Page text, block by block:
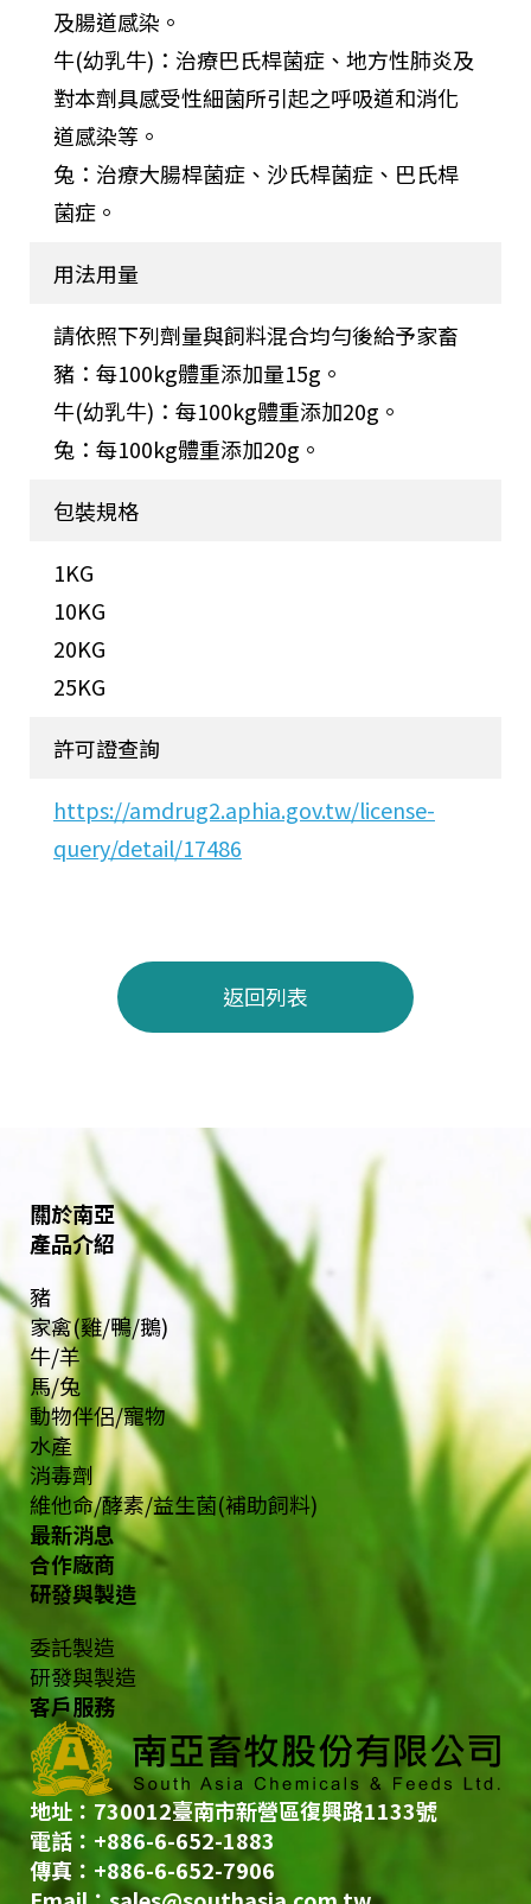
及腸道感染。
牛(幼乳牛)：治療巴氏桿菌症、地方性肺炎及
對本劑具感受性細菌所引起之呼吸道和消化
道感染等。
兔：治療大腸桿菌症、沙氏桿菌症、巴氏桿
菌症。
用法用量
請依照下列劑量與飼料混合均勻後給予家畜
豬：每100kg體重添加量15g。
牛(幼乳牛)：每100kg體重添加20g。
兔：每100kg體重添加20g。
包裝規格
1KG
10KG
20KG
25KG
許可證查詢
https://amdrug2.aphia.gov.tw/license-
query/detail/17486
返回列表
關於南亞
產品介紹
豬
家禽(雞/鴨/鵝)
牛/羊
馬/兔
動物伴侶/寵物
水產
消毒劑
維他命/酵素/益生菌(補助飼料)
最新消息
合作廠商
研發與製造
委託製造
研發與製造
客戶服務
地址：730012臺南市新營區復興路1133號
電話：+886-6-652-1883
傳真：+886-6-652-7906